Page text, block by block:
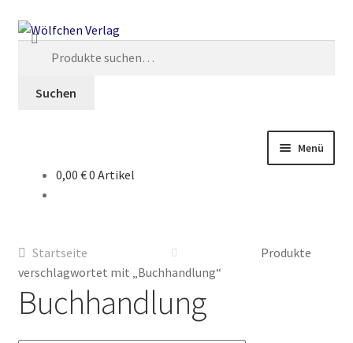
Zur
Navigation
Springe
zum
Suche
Suchen
Menü
AGB
Anthologien
0,00 €0 Artikel
Startseite
Produkte
verschlagwortet mit „Buchhandlung“
Buchhandlung